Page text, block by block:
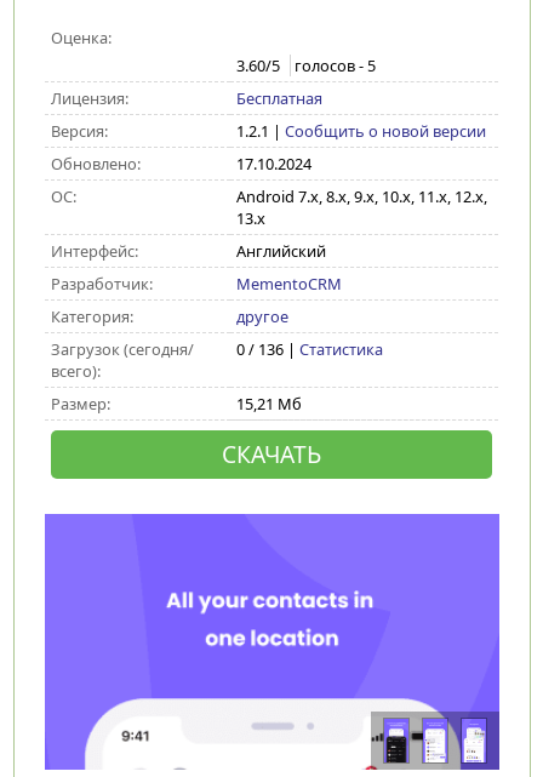
Оценка:
3.60/5 голосов -5
Лицензия:
Бесплатная
Версия:
1.2.1 | Сообщить о новой версии
Обновлено:
17.10.2024
ОС:
Android 7.x, 8.x, 9.x, 10.x, 11.x, 12.x,
13.x
Интерфейс:
Английский
Разработчик:
MementoCRM
Категория:
другое
Загрузок (сегодня/
всего):
0 / 136 | Статистика
Размер: 15,21 Мб
СКАЧАТЬ